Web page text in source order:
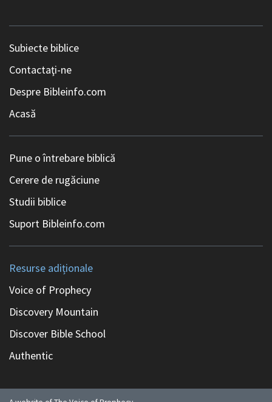
Subiecte biblice
Contactaţi-ne
Despre Bibleinfo.com
Acasă
Pune o întrebare biblică
Cerere de rugăciune
Studii biblice
Suport Bibleinfo.com
Resurse adiționale
Voice of Prophecy
Discovery Mountain
Discover Bible School
Authentic